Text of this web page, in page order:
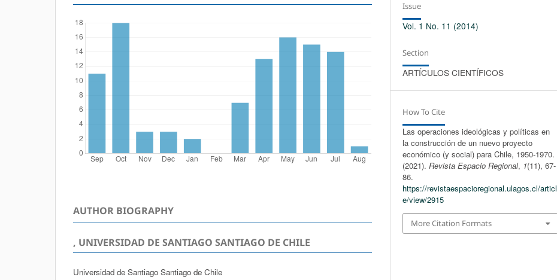
AUTHOR BIOGRAPHY
, UNIVERSIDAD DE SANTIAGO SANTIAGO DE CHILE
Universidad de Santiago Santiago de Chile
Issue
Vol. 1 No. 11 (2014)
Section
ARTÍCULOS CIENTÍFICOS
How To Cite
Las operaciones ideológicas y políticas en
la construcción de un nuevo proyecto
económico (y social) para Chile, 1950-1970.
(2021).Revista Espacio Regional, 1(11), 67-
86.
https://revistaespacioregional.ulagos.cl/articl
e/view/2915
More Citation Formats